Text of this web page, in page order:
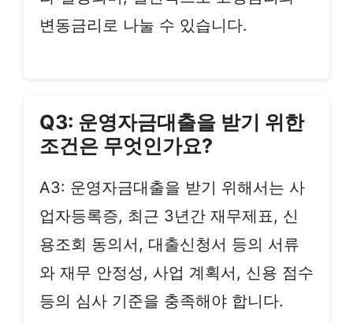
변동금리로 나눌 수 있습니다.
Q3: 운영자금대출을 받기 위한
조건은 무엇인가요?
A3: 운영자금대출을 받기 위해서는 사
업자등록증, 최근 3년간 재무제표, 신
용조회 동의서, 대출신청서 등의 서류
와 재무 안정성, 사업 계획서, 신용 점수
등의 심사 기준을 충족해야 합니다.